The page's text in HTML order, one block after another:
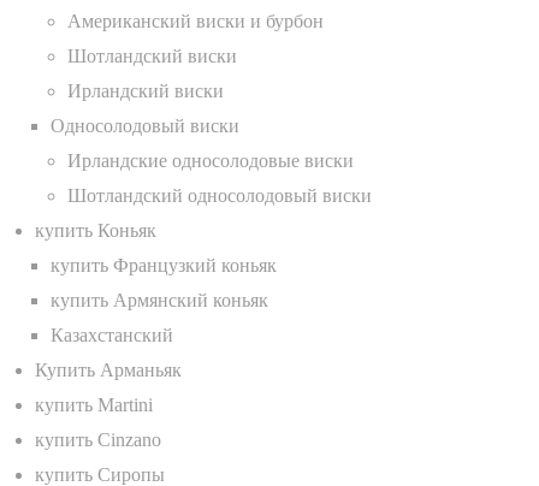
Американский виски и бурбон
Шотландский виски
Ирландский виски
Односолодовый виски
Ирландские односолодовые виски
Шотландский односолодовый виски
купить Коньяк
купить Французкий коньяк
купить Армянский коньяк
Казахстанский
Купить Арманьяк
купить Martini
купить Cinzano
купить Сиропы